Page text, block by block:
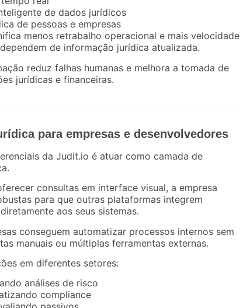
de dados jurídicos
de pessoas e empresas
menos retrabalho operacional e mais velocidade
de informação jurídica atualizada.
reduz falhas humanas e melhora a tomada de
jurídicas e financeiras.
para empresas e desenvolvedores
da Judit.io é atuar como camada de
consultas em interface visual, a empresa
para que outras plataformas integrem
aos seus sistemas.
conseguem automatizar processos internos sem
manuais ou múltiplas ferramentas externas.
em diferentes setores:
análises de risco
compliance